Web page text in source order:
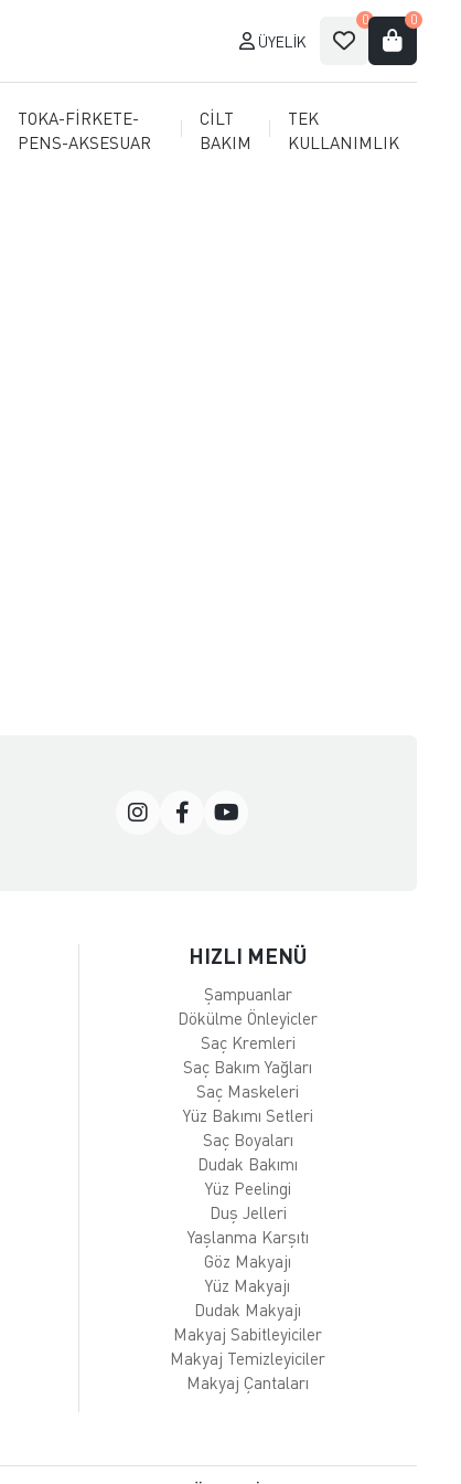
ÜYELIK
0 0
TOKA-FİRKETE-
PENS-AKSESUAR
CİLT
BAKIM
TEK
KULLANIMLIK
HIZLI MENÜ
Şampuanlar
Dökülme Önleyicler
Saç Kremleri
Saç Bakım Yağları
Saç Maskeleri
Yüz Bakımı Setleri
Saç Boyaları
Dudak Bakımı
Yüz Peelingi
Duş Jelleri
Yaşlanma Karşıtı
Göz Makyajı
Yüz Makyajı
Dudak Makyajı
Makyaj Sabitleyiciler
Makyaj Temizleyiciler
Makyaj Çantaları